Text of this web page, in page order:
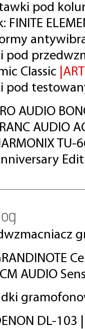
pod
FINITE
pod
Classic
pod
AUDIO
AUDIO
TU-
AUDIO
DL-103